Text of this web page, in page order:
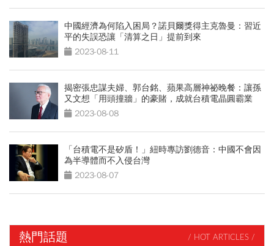
中國經濟為何陷入困局？諾貝爾獎得主克魯曼：習近
平的失誤恐讓「清算之日」提前到來
2023-08-11
揭密張忠謀夫婦、郭台銘、蘋果高層神祕晚餐：讓孫
又文想「用頭撞牆」的豪賭，成就台積電晶圓霸業
2023-08-08
「台積電不是矽盾！」紐時專訪劉德音：中國不會因
為半導體而不入侵台灣
2023-08-07
熱門話題 / HOT ARTICLES /